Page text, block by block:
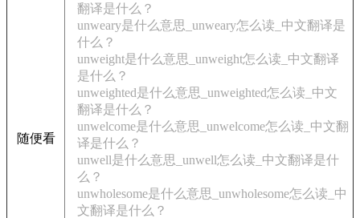
随便看
翻译是什么？
unweary是什么意思_unweary怎么读_中文翻译是
什么？
unweight是什么意思_unweight怎么读_中文翻译
是什么？
unweighted是什么意思_unweighted怎么读_中文
翻译是什么？
unwelcome是什么意思_unwelcome怎么读_中文翻
译是什么？
unwell是什么意思_unwell怎么读_中文翻译是什
么？
unwholesome是什么意思_unwholesome怎么读_中
文翻译是什么？